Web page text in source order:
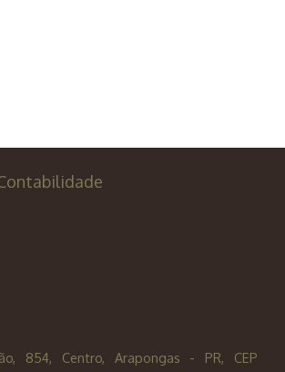
854, Centro, Arapongas - PR, CEP